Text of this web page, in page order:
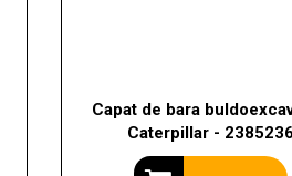
Capat de bara
Caterpillar -